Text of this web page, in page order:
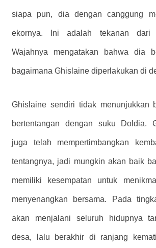
siapa pun, dia dengan canggung
ekornya. Ini adalah tekanan dari
Wajahnya mengatakan bahwa dia
bagaimana Ghislaine diperlakukan di
Ghislaine sendiri tidak menunjukkan
bertentangan dengan suku Doldia.
juga telah mempertimbangkan
tentangnya, jadi mungkin akan baik
memiliki kesempatan untuk
menyenangkan bersama. Pada
akan menjalani seluruh hidupnya
desa, lalu berakhir di ranjang